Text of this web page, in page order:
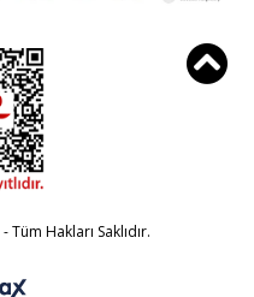
- Tüm Hakları Saklıdır.